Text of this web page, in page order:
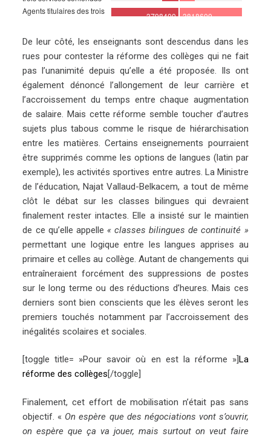
De leur côté, les enseignants sont descendus dans les
rues pour contester la réforme des collèges qui ne fait
pas l’unanimité depuis qu’elle a été proposée. Ils ont
également dénoncé l’allongement de leur carrière et
l’accroissement du temps entre chaque augmentation
de salaire. Mais cette réforme semble toucher d’autres
sujets plus tabous comme le risque de hiérarchisation
entre les matières. Certains enseignements pourraient
être supprimés comme les options de langues (latin par
exemple), les activités sportives entre autres. La Ministre
de l’éducation, Najat Vallaud-Belkacem, a tout de même
clôt le débat sur les classes bilingues qui devraient
finalement rester intactes. Elle a insisté sur le maintien
de ce qu’elle appelle « classes bilingues de continuité »
permettant une logique entre les langues apprises au
primaire et celles au collège. Autant de changements qui
entraîneraient forcément des suppressions de postes
sur le long terme ou des réductions d’heures. Mais ces
derniers sont bien conscients que les élèves seront les
premiers touchés notamment par l’accroissement des
inégalités scolaires et sociales.
[toggle title= »Pour savoir où en est la réforme »]La
réforme des collèges[/toggle]
Finalement, cet effort de mobilisation n’était pas sans
objectif. « On espère que des négociations vont s’ouvrir,
on espère que ça va jouer, mais surtout on veut faire